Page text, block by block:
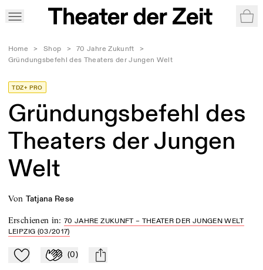
Home > Shop > 70 Jahre Zukunft
>
Gründungsbefehl des Theaters der Jungen Welt
TDZ+ PRO
Gründungsbefehl des
Theaters der Jungen
Welt
von Tatjana Rese
Erschienen in:70 JAHRE ZUKUNFT – THEATER DER JUNGEN WELT
LEIPZIG (03/2017)
Zu Mein-TdZ hinzufügen
Applaudieren
(0) mail